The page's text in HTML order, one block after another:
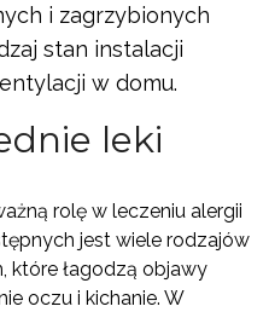
i zagrzybionych
stan instalacji
w domu.
leki
rolę w leczeniu alergii
jest wiele rodzajów
które łagodzą objawy
oczu i kichanie. W